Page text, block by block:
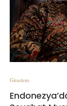
Gündem